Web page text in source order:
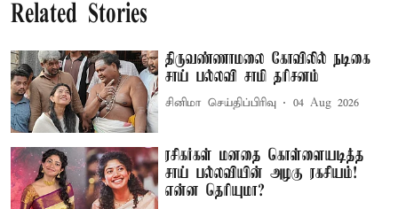
Related Stories
திருவண்ணாமலை கோவிலில் நடிகை
சாய் பல்லவி சாமி தரிசனம்
சினிமா செய்திப்பிரிவு 04 Aug 2026
ரசிகர்கள் மனதை கொள்ளையடித்த
சாய் பல்லவியின் அழகு ரகசியம்!
என்ன தெரியுமா?